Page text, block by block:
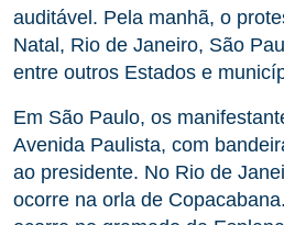
auditável. Pela manhã, o
Natal, Rio de Janeiro, São
entre outros Estados e
Em São Paulo, os
Avenida Paulista, com
ao presidente. No Rio de
ocorre na orla de